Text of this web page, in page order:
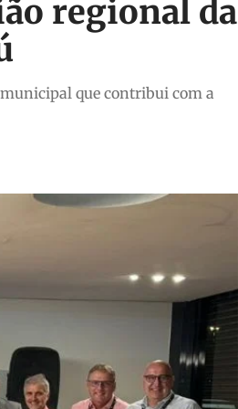
regional da
que contribui com a